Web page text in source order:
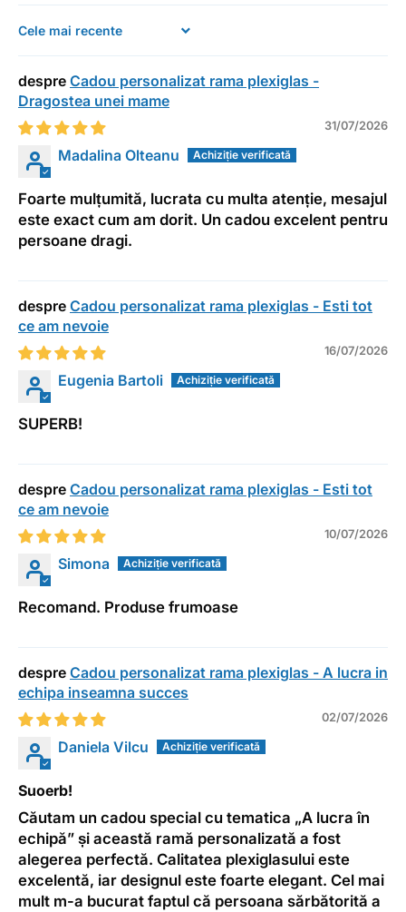
Sort by
Cadou personalizat rama plexiglas -
Dragostea unei mame
31/07/2026
Madalina Olteanu
Foarte mulțumită, lucrata cu multa atenție, mesajul
este exact cum am dorit. Un cadou excelent pentru
persoane dragi.
Cadou personalizat rama plexiglas - Esti tot
ce am nevoie
16/07/2026
Eugenia Bartoli
SUPERB!
Cadou personalizat rama plexiglas - Esti tot
ce am nevoie
10/07/2026
Simona
Recomand. Produse frumoase
Cadou personalizat rama plexiglas - A lucra in
echipa inseamna succes
02/07/2026
Daniela Vilcu
Suoerb!
Căutam un cadou special cu tematica „A lucra în
echipă” și această ramă personalizată a fost
alegerea perfectă. Calitatea plexiglasului este
excelentă, iar designul este foarte elegant. Cel mai
mult m-a bucurat faptul că persoana sărbătorită a